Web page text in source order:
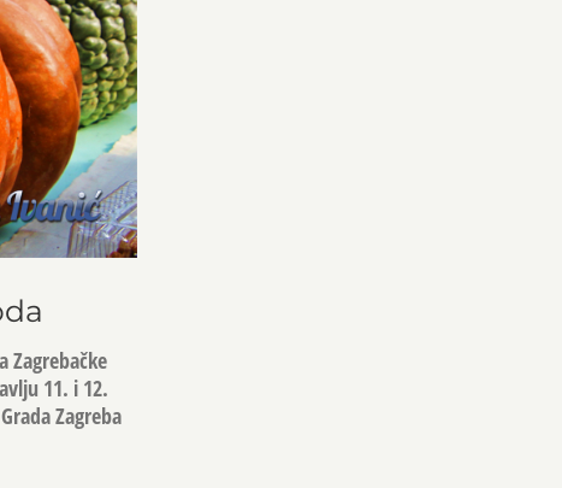
Zagrebačke
11. i 12.
Zagreba